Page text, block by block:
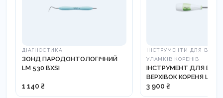
ДІАГНОСТИКА
ЗОНД ПАРОДОНТОЛОГІЧНИЙ
LM 530 BXSI
1 140 ₴
ІНСТРУМЕНТИ ДЛЯ
УЛАМКІВ КОРЕНІВ
ІНСТРУМЕНТ ДЛЯ
ВЕРХІВОК КОРЕНЯ LM-
812210
3 900 ₴